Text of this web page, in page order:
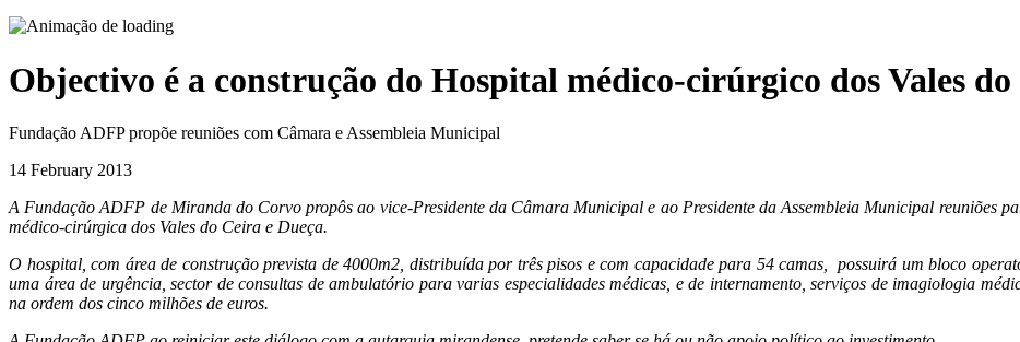
Objectivo é a construção do Hospital médico-cirúrgico dos Vales do
Fundação ADFP propõe reuniões com Câmara e Assembleia Municipal
14 February 2013
A Fundação ADFP de Miranda do Corvo propôs ao vice-Presidente da Câmara Municipal e ao Presidente da Assembleia Municipal reuniões
médico-cirúrgica dos Vales do Ceira e Dueça.
O hospital, com área de construção prevista de 4000m2, distribuída por três pisos e com capacidade para 54 camas, possuirá um bloco
uma área de urgência, sector de consultas de ambulatório para varias especialidades médicas, e de internamento, serviços de imagiologia
na ordem dos cinco milhões de euros.